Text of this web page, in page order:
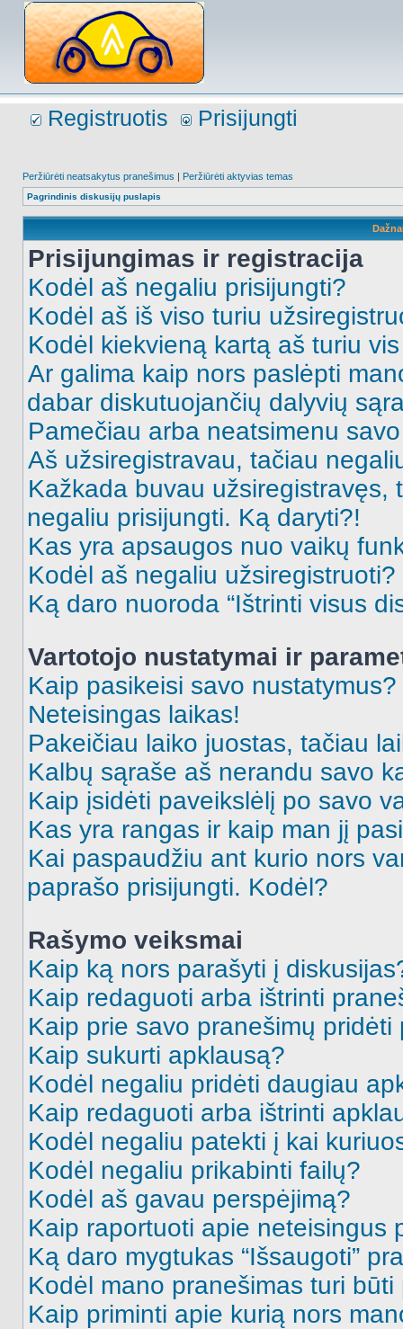
Registruotis Prisijungti
Peržiūrėti neatsakytus pranešimus | Peržiūrėti aktyvias temas
Pagrindinis diskusijų puslapis
Prisijungimas ir registracija
Kodėl aš negaliu prisijungti?
Kodėl aš iš viso turiu
Kodėl kiekvieną kartą aš turiu
Ar galima kaip nors paslėpti
dabar diskutuojančių dalyvių
Pamečiau arba neatsimenu
Aš užsiregistravau, tačiau
Kažkada buvau užsiregistravęs,
negaliu prisijungti. Ką daryti?!
Kas yra apsaugos nuo vaikų
Kodėl aš negaliu užsiregistruoti?
Ką daro nuoroda “Ištrinti visus
Vartotojo nustatymai ir
Kaip pasikeisi savo nustatymus?
Neteisingas laikas!
Pakeičiau laiko juostas, tačiau
Kalbų sąraše aš nerandu savo
Kaip įsidėti paveikslėlį po savo
Kas yra rangas ir kaip man jį
Kai paspaudžiu ant kurio nors
paprašo prisijungti. Kodėl?
Rašymo veiksmai
Kaip ką nors parašyti į
Kaip redaguoti arba ištrinti
Kaip prie savo pranešimų pridėti
Kaip sukurti apklausą?
Kodėl negaliu pridėti daugiau
Kaip redaguoti arba ištrinti
Kodėl negaliu patekti į kai
Kodėl negaliu prikabinti failų?
Kodėl aš gavau perspėjimą?
Kaip raportuoti apie neteisingus
Ką daro mygtukas “Išsaugoti”
Kodėl mano pranešimas turi būti
Kaip priminti apie kurią nors